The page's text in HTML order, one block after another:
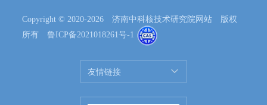
Copyright © 2020-2026 济南中科核技术研究院网站 版权
所有鲁ICP备2021018261号-1
友情链接